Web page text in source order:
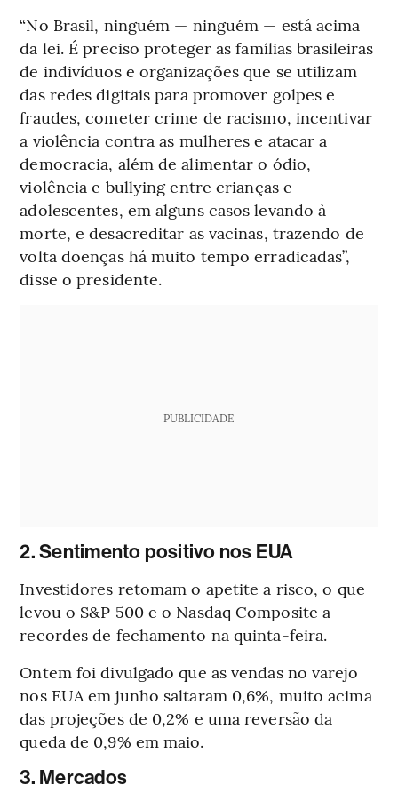
“No Brasil, ninguém — ninguém — está acima
da lei. É preciso proteger as famílias brasileiras
de indivíduos e organizações que se utilizam
das redes digitais para promover golpes e
fraudes, cometer crime de racismo, incentivar
a violência contra as mulheres e atacar a
democracia, além de alimentar o ódio,
violência e bullying entre crianças e
adolescentes, em alguns casos levando à
morte, e desacreditar as vacinas, trazendo de
volta doenças há muito tempo erradicadas”,
disse o presidente.
PUBLICIDADE
2. Sentimento positivo nos EUA
Investidores retomam o apetite a risco, o que
levou o S&P 500 e o Nasdaq Composite a
recordes de fechamento na quinta-feira.
Ontem foi divulgado que as vendas no varejo
nos EUA em junho saltaram 0,6%, muito acima
das projeções de 0,2% e uma reversão da
queda de 0,9% em maio.
3. Mercados